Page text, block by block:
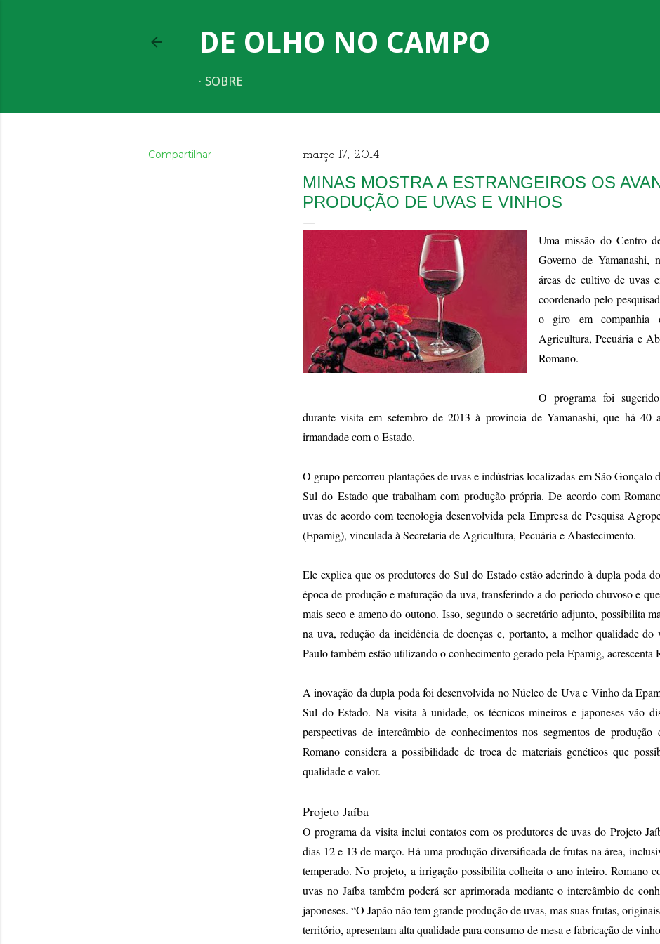
DE OLHO NO CAMPO
SOBRE
Compartilhar março 17, 2014
MINAS MOSTRA A ESTRANGEIROS OS
PRODUÇÃO DE UVAS E VINHOS
Uma missão do Centro
Governo de Yamanashi,
áreas de cultivo de uvas
coordenado pelo
o giro em companhia
Agricultura, Pecuária e
Romano.
O programa foi
durante visita em setembro de 2013 à província de Yamanashi, que há 40
irmandade com o Estado.
O grupo percorreu plantações de uvas e indústrias localizadas em São Gonçalo
Sul do Estado que trabalham com produção própria. De acordo com
uvas de acordo com tecnologia desenvolvida pela Empresa de Pesquisa
(Epamig), vinculada à Secretaria de Agricultura, Pecuária e Abastecimento.
Ele explica que os produtores do Sul do Estado estão aderindo à dupla poda
época de produção e maturação da uva, transferindo-a do período chuvoso e
mais seco e ameno do outono. Isso, segundo o secretário adjunto, possibilita
na uva, redução da incidência de doenças e, portanto, a melhor qualidade
Paulo também estão utilizando o conhecimento gerado pela Epamig, acrescenta
A inovação da dupla poda foi desenvolvida no Núcleo de Uva e Vinho da
Sul do Estado. Na visita à unidade, os técnicos mineiros e japoneses vão
perspectivas de intercâmbio de conhecimentos nos segmentos de
Romano considera a possibilidade de troca de materiais genéticos que
qualidade e valor.
Projeto Jaíba
O programa da visita inclui contatos com os produtores de uvas do Projeto
dias 12 e 13 de março. Há uma produção diversificada de frutas na área,
temperado. No projeto, a irrigação possibilita colheita o ano inteiro. Romano
uvas no Jaíba também poderá ser aprimorada mediante o intercâmbio de
japoneses. “O Japão não tem grande produção de uvas, mas suas frutas,
território, apresentam alta qualidade para consumo de mesa e fabricação de